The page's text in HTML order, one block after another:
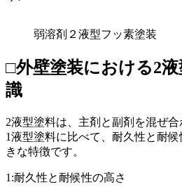
弱溶剤２液型フッ素塗装
□外壁塗装における2
識
2液型塗料は、主剤と副剤を混ぜ合
1液型塗料に比べて、耐久性と耐
きな特徴です。
1:耐久性と耐候性の高さ